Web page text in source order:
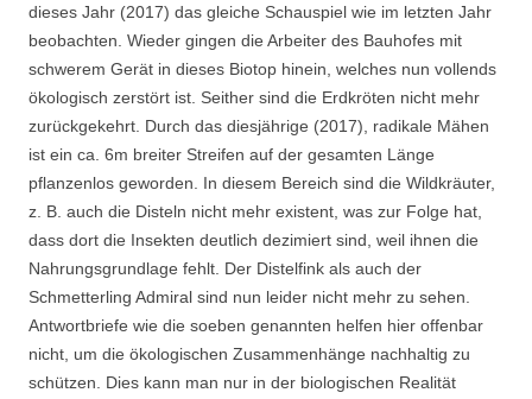
dieses Jahr (2017) das gleiche Schauspiel wie im letzten Jahr
beobachten. Wieder gingen die Arbeiter des Bauhofes mit
schwerem Gerät in dieses Biotop hinein, welches nun vollends
ökologisch zerstört ist. Seither sind die Erdkröten nicht mehr
zurückgekehrt. Durch das diesjährige (2017), radikale Mähen
ist ein ca. 6m breiter Streifen auf der gesamten Länge
pflanzenlos geworden. In diesem Bereich sind die Wildkräuter,
z. B. auch die Disteln nicht mehr existent, was zur Folge hat,
dass dort die Insekten deutlich dezimiert sind, weil ihnen die
Nahrungsgrundlage fehlt. Der Distelfink als auch der
Schmetterling Admiral sind nun leider nicht mehr zu sehen.
Antwortbriefe wie die soeben genannten helfen hier offenbar
nicht, um die ökologischen Zusammenhänge nachhaltig zu
schützen. Dies kann man nur in der biologischen Realität